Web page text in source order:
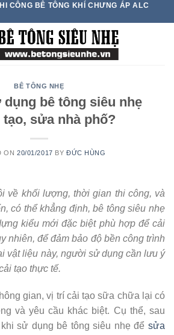
CÔNG BÊ TÔNG KHÍ CHƯNG ÁP ALC
BÊ TÔNG NHẸ
dụng bê tông siêu nhẹ
tạo, sửa nhà phố?
ON20/01/2017 BY ĐỨC HÙNG
về khối lượng, thời gian thi công, và
có thể khẳng định, bê tông siêu nhẹ
kiểu mới đặc biệt phù hợp để cải
nhiên, để đảm bảo độ bền công trình
vật liệu này, người sử dụng cần lưu ý
tạo thực tế.
gian, vị trí cải tạo sữa chữa lại có
và yêu cầu khác biệt. Cụ thể, sau
sử dụng bê tông siêu nhẹ để sửa